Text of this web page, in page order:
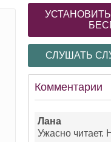
СЛУШАТЬ
Комментарии
Лана